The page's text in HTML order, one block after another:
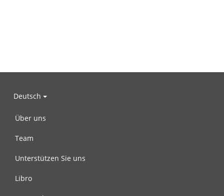
Deutsch
Über uns
Team
Unterstützen Sie uns
Libro